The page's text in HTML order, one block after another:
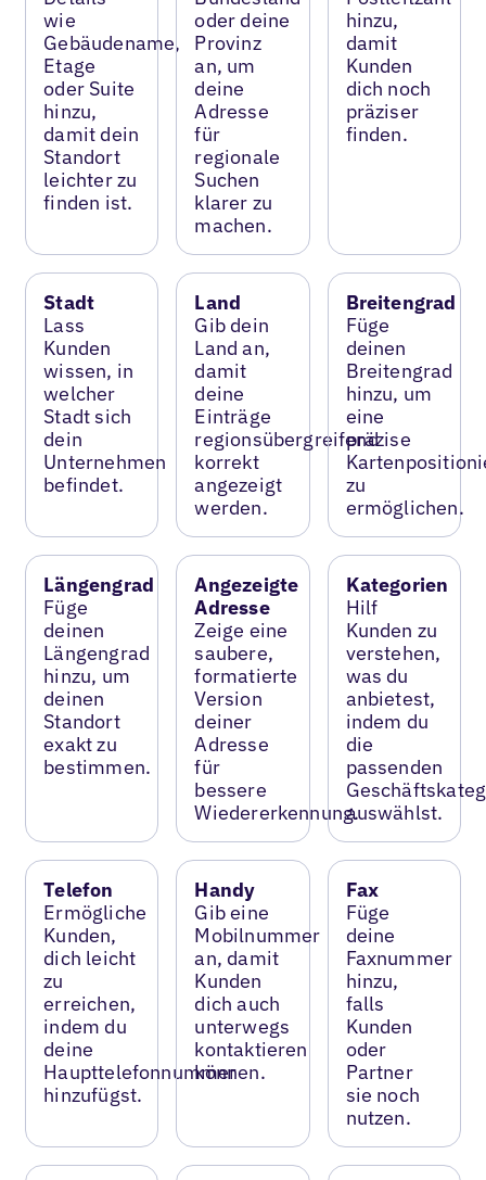
wie
Gebäudename,
Etage
oder Suite
hinzu,
damit dein
Standort
leichter zu
finden ist.
oder deine
Provinz
an, um
deine
Adresse
für
regionale
Suchen
klarer zu
machen.
hinzu,
damit
Kunden
dich noch
präziser
finden.
Stadt
Lass
Kunden
wissen, in
welcher
Stadt sich
dein
Unternehmen
befindet.
Land
Gib dein
Land an,
damit
deine
Einträge
regionsübergreifend
korrekt
angezeigt
werden.
Breitengrad
Füge
deinen
Breitengrad
hinzu, um
eine
präzise
zu
ermöglichen.
Längengrad
Füge
deinen
Längengrad
hinzu, um
deinen
Standort
exakt zu
bestimmen.
Angezeigte
Adresse
Zeige eine
saubere,
formatierte
Version
deiner
Adresse
für
bessere
Wiedererkennung.
Kategorien
Hilf
Kunden zu
verstehen,
was du
anbietest,
indem du
die
passenden
auswählst.
Telefon
Ermögliche
Kunden,
dich leicht
zu
erreichen,
indem du
deine
Haupttelefonnummer
hinzufügst.
Handy
Gib eine
Mobilnummer
an, damit
Kunden
dich auch
unterwegs
kontaktieren
können.
Fax
Füge
deine
Faxnummer
hinzu,
falls
Kunden
oder
Partner
sie noch
nutzen.